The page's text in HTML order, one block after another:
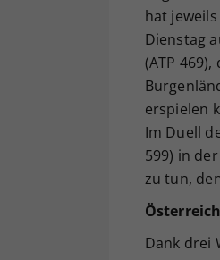
hat
Dienstag
(ATP
erspielen
Im Duell
599) in
zu tun,
Dank drei